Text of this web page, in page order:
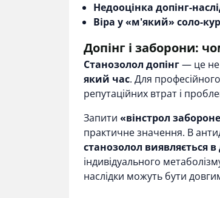
Недооцінка допінг-
Віра у «м'який» соло-
Допінг і заборони:
Станозолол допінг— це не
який час. Для
репутаційних втрат і
Запити «вінстрол
практичне значення. В
станозолол виявляється в
індивідуального
наслідки можуть бути